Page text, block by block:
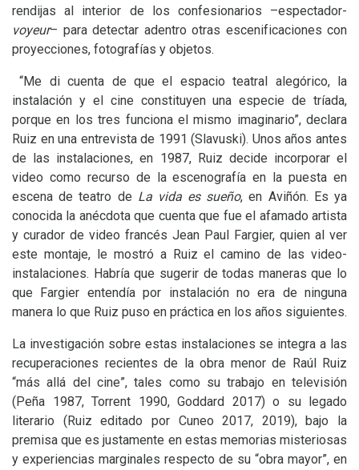
rendijas al interior de los confesionarios –espectador-
voyeur– para detectar adentro otras escenificaciones con
proyecciones, fotografías y objetos.
“Me di cuenta de que el espacio teatral alegórico, la
instalación y el cine constituyen una especie de tríada,
porque en los tres funciona el mismo imaginario”, declara
Ruiz en una entrevista de 1991 (Slavuski). Unos años antes
de las instalaciones, en 1987, Ruiz decide incorporar el
video como recurso de la escenografía en la puesta en
escena de teatro de La vida es sueño, en Aviñón. Es ya
conocida la anécdota que cuenta que fue el afamado artista
y curador de video francés Jean Paul Fargier, quien al ver
este montaje, le mostró a Ruiz el camino de las video-
instalaciones. Habría que sugerir de todas maneras que lo
que Fargier entendía por instalación no era de ninguna
manera lo que Ruiz puso en práctica en los años siguientes.
La investigación sobre estas instalaciones se integra a las
recuperaciones recientes de la obra menor de Raúl Ruiz
“más allá del cine”, tales como su trabajo en televisión
(Peña 1987, Torrent 1990, Goddard 2017) o su legado
literario (Ruiz editado por Cuneo 2017, 2019), bajo la
premisa que es justamente en estas memorias misteriosas
y experiencias marginales respecto de su “obra mayor”, en